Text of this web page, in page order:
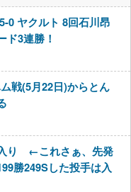
0 ヤクルト 8回石川昂
ド3連勝！
戦(5月22日)からとん
り ←これさぁ、先発
勝249Sした投手は入